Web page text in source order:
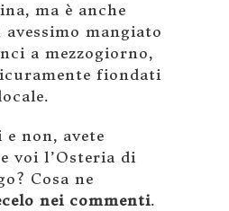
ma è anche
avessimo mangiato
a mezzogiorno,
fiondati
non, avete
voi l’Osteria di
Cosa ne
nei commenti.